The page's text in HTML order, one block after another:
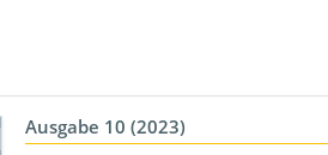
Ausgabe 10 (2023)